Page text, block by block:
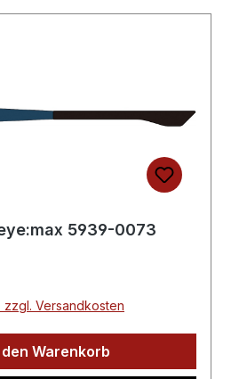
5939-0073
zzgl. Versandkosten
den Warenkorb